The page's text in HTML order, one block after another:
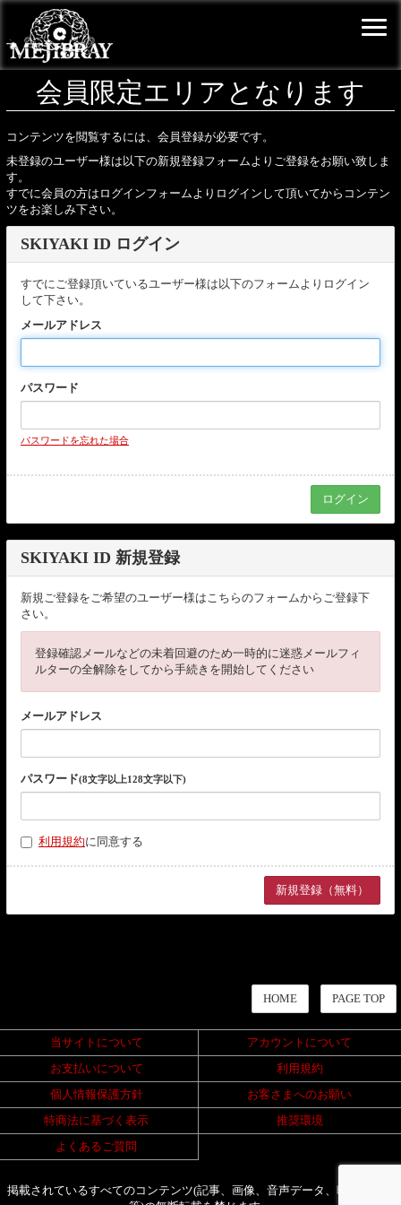
会員限定エリアとなります
コンテンツを閲覧するには、会員登録が必要です。
未登録のユーザー様は以下の新規登録フォームよりご登録をお願い致しま
す。
すでに会員の方はログインフォームよりログインして頂いてからコンテン
ツをお楽しみ下さい。
SKIYAKI ID ログイン
すでにご登録頂いているユーザー様は以下のフォームよりログイン
して下さい。
メールアドレス
パスワード
パスワードを忘れた場合
SKIYAKI ID 新規登録
新規ご登録をご希望のユーザー様はこちらのフォームからご登録下
さい。
登録確認メールなどの未着回避のため一時的に迷惑メールフィ
ルターの全解除をしてから手続きを開始してください
メールアドレス
パスワード(8文字以上128文字以下)
利用規約に同意する
HOME PAGE TOP
当サイトについて
アカウントについて
お支払いについて
利用規約
個人情報保護方針
お客さまへのお願い
特商法に基づく表示
推奨環境
よくあるご質問
掲載されているすべてのコンテンツ(記事、画像、音声データ、映像データ